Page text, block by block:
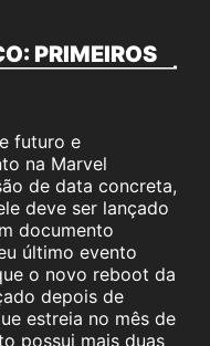
PRIMEIROS
futuro e
na Marvel
de data concreta,
deve ser lançado
documento
último evento
o novo reboot da
depois de
estreia no mês de
possui mais duas